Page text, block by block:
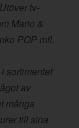
tv-
Mario &
POP mfl.
sortimentet
av
många
till sina